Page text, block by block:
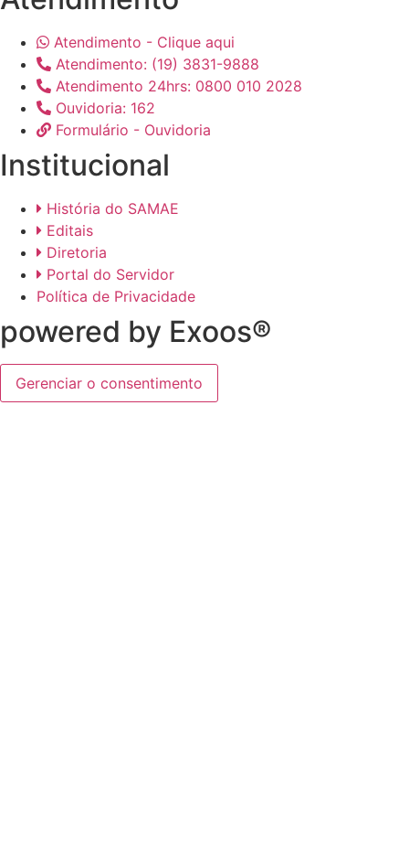
Atendimento - Clique aqui
Atendimento: (19) 3831-9888
Atendimento 24hrs: 0800 010 2028
Ouvidoria: 162
Formulário - Ouvidoria
Institucional
História do SAMAE
Editais
Diretoria
Portal do Servidor
Política de Privacidade
powered by Exoos®
Gerenciar o consentimento